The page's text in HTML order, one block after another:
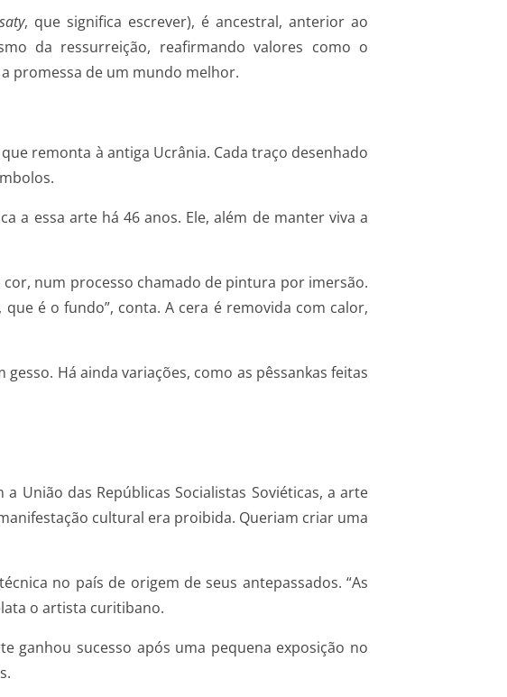
, que significa escrever), é ancestral, anterior ao
da ressurreição, reafirmando valores como o
promessa de um mundo melhor.
remonta à antiga Ucrânia. Cada traço desenhado
a essa arte há 46 anos. Ele, além de manter viva a
num processo chamado de pintura por imersão.
é o fundo”, conta. A cera é removida com calor,
Há ainda variações, como as pêssankas feitas
União das Repúblicas Socialistas Soviéticas, a arte
cultural era proibida. Queriam criar uma
no país de origem de seus antepassados. “As
o artista curitibano.
ganhou sucesso após uma pequena exposição no